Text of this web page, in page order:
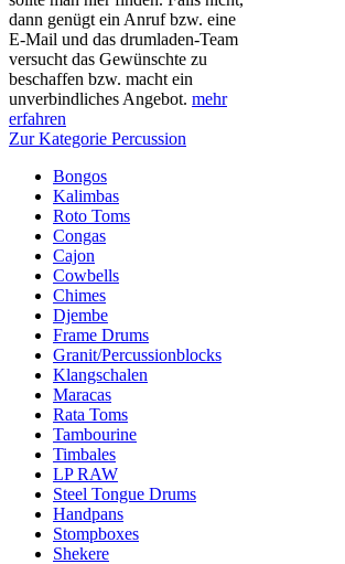
dann genügt ein Anruf bzw. eine
E-Mail und das drumladen-Team
versucht das Gewünschte zu
beschaffen bzw. macht ein
unverbindliches Angebot. mehr
erfahren
Zur Kategorie Percussion
Bongos
Kalimbas
Roto Toms
Congas
Cajon
Cowbells
Chimes
Djembe
Frame Drums
Granit/Percussionblocks
Klangschalen
Maracas
Rata Toms
Tambourine
Timbales
LP RAW
Steel Tongue Drums
Handpans
Stompboxes
Shekere